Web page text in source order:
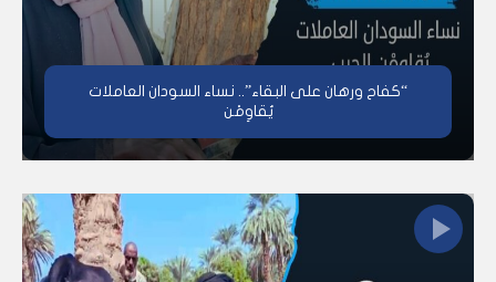
“كفاح ورهان على البقاء”.. نساء السودان العاملات
يُقاوِمْن